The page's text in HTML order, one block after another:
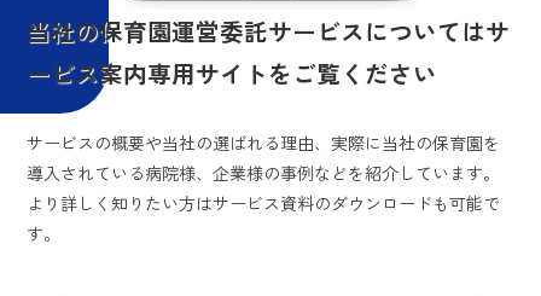
当社の保育園運営委託サービスについてはサ
ービス案内専用サイトをご覧ください
サービスの概要や当社の選ばれる理由、実際に当社の保育園を
導入されている病院様、企業様の事例などを紹介しています。
より詳しく知りたい方はサービス資料のダウンロードも可能で
す。